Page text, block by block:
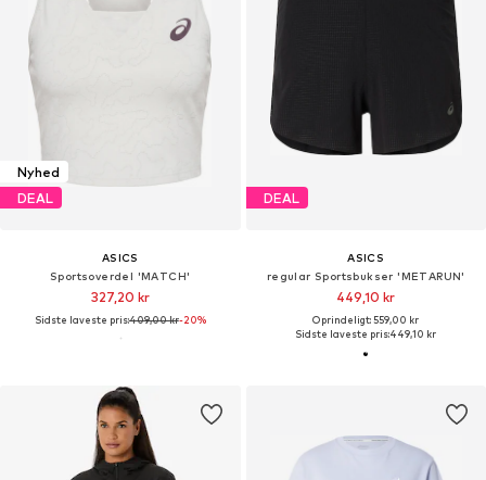
Nyhed
DEAL
ASICS
Sportsoverdel 'MATCH'
327,20 kr
Sidste laveste pris:409,00 kr-20%
DEAL
ASICS
regular Sportsbukser 'METARUN'
449,10 kr
Oprindeligt: 559,00 kr
Sidste laveste pris:449,10 kr